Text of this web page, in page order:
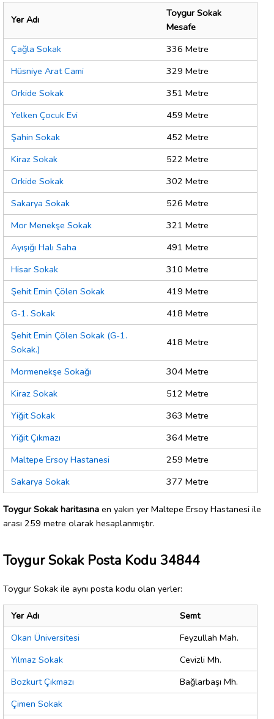
Yer Adı
Toygur Sokak
Mesafe
Çağla Sokak
336 Metre
Hüsniye Arat Cami
329 Metre
Orkide Sokak
351 Metre
Yelken Çocuk Evi
459 Metre
Şahin Sokak
452 Metre
Kiraz Sokak
522 Metre
Orkide Sokak
302 Metre
Sakarya Sokak
526 Metre
Mor Menekşe Sokak
321 Metre
Ayışığı Halı Saha
491 Metre
Hisar Sokak
310 Metre
Şehit Emin Çölen Sokak
419 Metre
G-1. Sokak
418 Metre
Şehit Emin Çölen Sokak (G-1.
Sokak.)
418 Metre
Mormenekşe Sokağı
304 Metre
Kiraz Sokak
512 Metre
Yiğit Sokak
363 Metre
Yiğit Çıkmazı
364 Metre
Maltepe Ersoy Hastanesi
259 Metre
Sakarya Sokak
377 Metre
Toygur Sokak haritasına en yakın yer Maltepe Ersoy Hastanesi ile
arası 259 metre olarak hesaplanmıştır.
Toygur Sokak Posta Kodu 34844
Toygur Sokak ile aynı posta kodu olan yerler:
Yer Adı
Semt
Okan Üniversitesi
Feyzullah Mah.
Yılmaz Sokak
Cevizli Mh.
Bozkurt Çıkmazı
Bağlarbaşı Mh.
Çimen Sokak